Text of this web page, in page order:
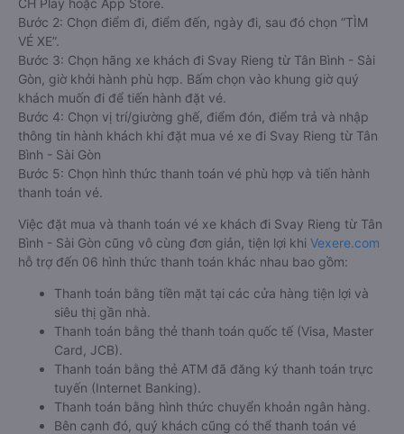
Sài Gòn nhanh và uy tín nhất
Việc có rất nhiều nhà xe Tân Bình - Sài Gòn Svay Rieng giúp
cho du khách có đa dạng sự lựa chọn. Đây cũng có thể là một
điều bất lợi làm cho hàng khách không biết nên chọn nhà xe
nào là phù hợp với mình. Bên cạnh đó, việc đảm bảo giữ chỗ,
có được chỗ ngồi yêu thích sau khi đặt vé xe đi Svay Rieng từ
Tân Bình - Sài Gòn giữa nhà xe với khách hàng sau khi đặt
trực tiếp vẫn chưa được đảm bảo 100%.
Cho nên để dễ dàng so sánh giá, xem đánh giá chất lượng
nhiều ưu đãi giảm giá vé xe khách Tân Bình - Sài Gòn Svay
Rieng, hành khách có thể đặt mua tại websiteVexere.com- Hệ
thống đặt vé xe khách chất lượng, và uy tín nhất tại Việt Nam,
xe khách đi Svay Rieng từ Tân Bình - Sài Gòn nào của quý
khách tại trang webVexere.com
giải quyết sự cố. Chính sách tặng coupon giảm giá hoặc hoàn
tiền sẽ tùy theo từng trường hợp sự việc.
Hướng dẫn đặt vé tại Vexere.com:
Bước 1: Truy cập vào website Vexere hoặc tải app Vexere trên
CH Play hoặc App Store.